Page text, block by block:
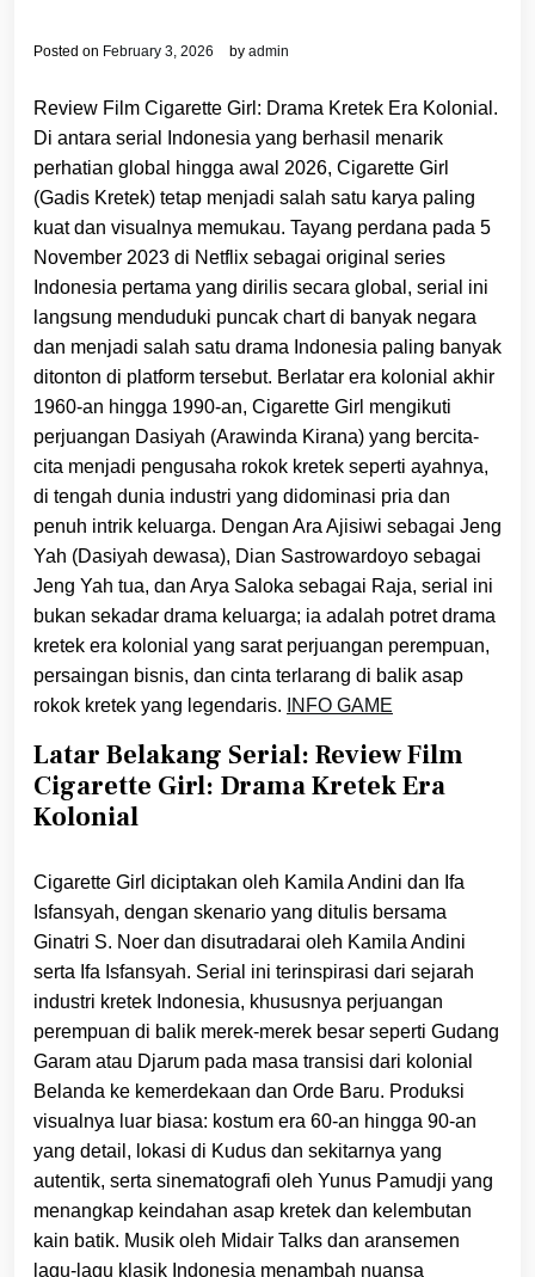
Posted on February 3, 2026 by admin
Review Film Cigarette Girl: Drama Kretek Era Kolonial.
Di antara serial Indonesia yang berhasil menarik
perhatian global hingga awal 2026, Cigarette Girl
(Gadis Kretek) tetap menjadi salah satu karya paling
kuat dan visualnya memukau. Tayang perdana pada 5
November 2023 di Netflix sebagai original series
Indonesia pertama yang dirilis secara global, serial ini
langsung menduduki puncak chart di banyak negara
dan menjadi salah satu drama Indonesia paling banyak
ditonton di platform tersebut. Berlatar era kolonial akhir
1960-an hingga 1990-an, Cigarette Girl mengikuti
perjuangan Dasiyah (Arawinda Kirana) yang bercita-
cita menjadi pengusaha rokok kretek seperti ayahnya,
di tengah dunia industri yang didominasi pria dan
penuh intrik keluarga. Dengan Ara Ajisiwi sebagai Jeng
Yah (Dasiyah dewasa), Dian Sastrowardoyo sebagai
Jeng Yah tua, dan Arya Saloka sebagai Raja, serial ini
bukan sekadar drama keluarga; ia adalah potret drama
kretek era kolonial yang sarat perjuangan perempuan,
persaingan bisnis, dan cinta terlarang di balik asap
rokok kretek yang legendaris.
INFO GAME
Latar Belakang Serial: Review Film
Cigarette Girl: Drama Kretek Era
Kolonial
Cigarette Girl diciptakan oleh Kamila Andini dan Ifa
Isfansyah, dengan skenario yang ditulis bersama
Ginatri S. Noer dan disutradarai oleh Kamila Andini
serta Ifa Isfansyah. Serial ini terinspirasi dari sejarah
industri kretek Indonesia, khususnya perjuangan
perempuan di balik merek-merek besar seperti Gudang
Garam atau Djarum pada masa transisi dari kolonial
Belanda ke kemerdekaan dan Orde Baru. Produksi
visualnya luar biasa: kostum era 60-an hingga 90-an
yang detail, lokasi di Kudus dan sekitarnya yang
autentik, serta sinematografi oleh Yunus Pamudji yang
menangkap keindahan asap kretek dan kelembutan
kain batik. Musik oleh Midair Talks dan aransemen
lagu-lagu klasik Indonesia menambah nuansa